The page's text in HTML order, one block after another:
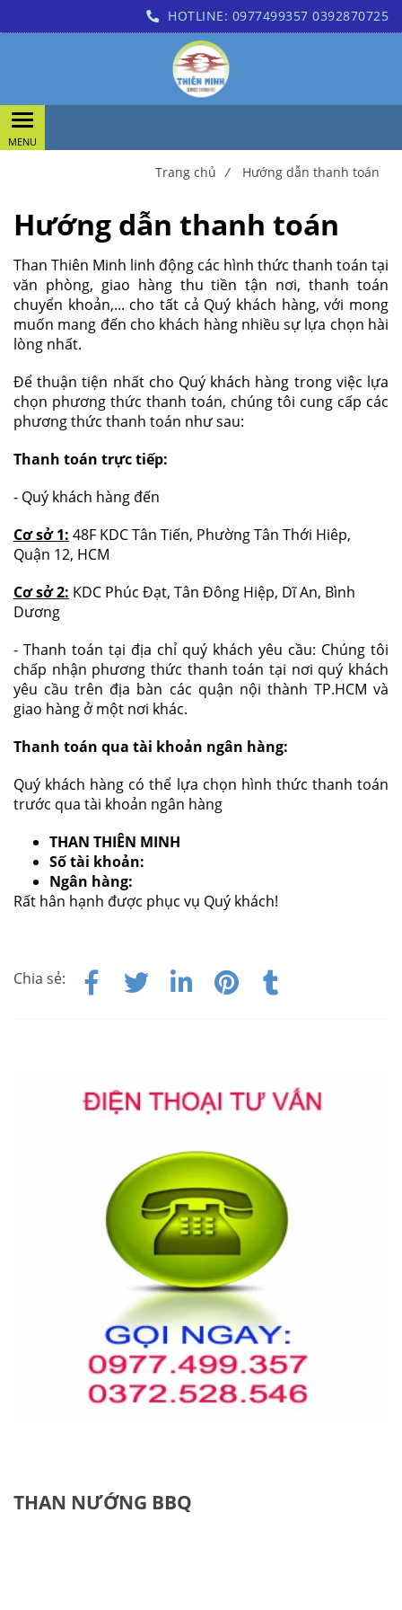
HOTLINE: 0977499357 0392870725
Trang chủ / Hướng dẫn thanh toán
Hướng dẫn thanh toán
Than Thiên Minh linh động các hình thức thanh toán tại
văn phòng, giao hàng thu tiền tận nơi, thanh toán
chuyển khoản,... cho tất cả Quý khách hàng, với mong
muốn mang đến cho khách hàng nhiều sự lựa chọn hài
lòng nhất.
Để thuận tiện nhất cho Quý khách hàng trong việc lựa
chọn phương thức thanh toán, chúng tôi cung cấp các
phương thức thanh toán như sau:
Thanh toán trực tiếp:
- Quý khách hàng đến
Cơ sở 1: 48F KDC Tân Tiến, Phường Tân Thới Hiêp,
Quận 12, HCM
Cơ sở 2: KDC Phúc Đạt, Tân Đông Hiệp, Dĩ An, Bình
Dương
- Thanh toán tại địa chỉ quý khách yêu cầu: Chúng tôi
chấp nhận phương thức thanh toán tại nơi quý khách
yêu cầu trên địa bàn các quận nội thành TP.HCM và
giao hàng ở một nơi khác.
Thanh toán qua tài khoản ngân hàng:
Quý khách hàng có thể lựa chọn hình thức thanh toán
trước qua tài khoản ngân hàng
THAN THIÊN MINH
Số tài khoản:
Ngân hàng:
Rất hân hạnh được phục vụ Quý khách!
Chia sẻ:
THAN NƯỚNG BBQ